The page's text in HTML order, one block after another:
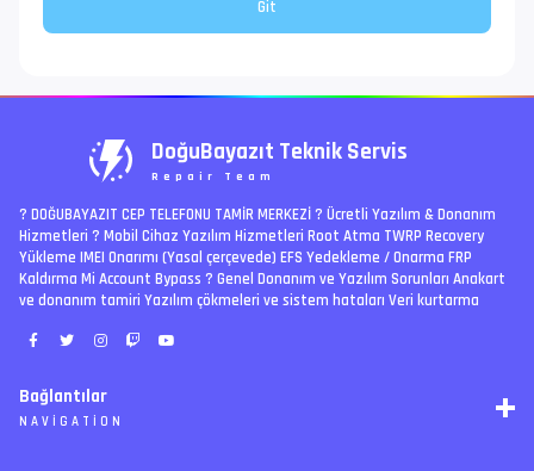
DoğuBayazıt Teknik Servis
Repair Team
? DOĞUBAYAZIT CEP TELEFONU TAMİR MERKEZİ ?️ Ücretli Yazılım & Donanım
Hizmetleri ? Mobil Cihaz Yazılım Hizmetleri Root Atma TWRP Recovery
Yükleme IMEI Onarımı (Yasal çerçevede) EFS Yedekleme / Onarma FRP
Kaldırma Mi Account Bypass ? Genel Donanım ve Yazılım Sorunları Anakart
ve donanım tamiri Yazılım çökmeleri ve sistem hataları Veri kurtarma
Bağlantılar
NAVIGATION